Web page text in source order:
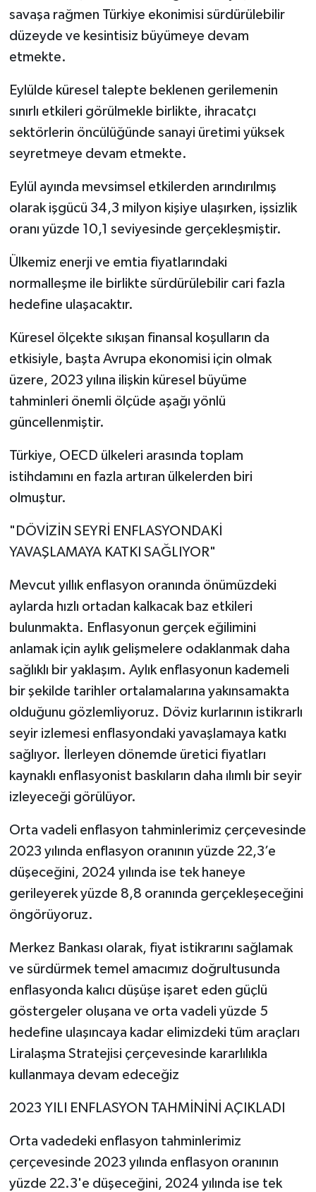
savaşa rağmen Türkiye ekonimisi sürdürülebilir
düzeyde ve kesintisiz büyümeye devam
etmekte.
Eylülde küresel talepte beklenen gerilemenin
sınırlı etkileri görülmekle birlikte, ihracatçı
sektörlerin öncülüğünde sanayi üretimi yüksek
seyretmeye devam etmekte.
Eylül ayında mevsimsel etkilerden arındırılmış
olarak işgücü 34,3 milyon kişiye ulaşırken, işsizlik
oranı yüzde 10,1 seviyesinde gerçekleşmiştir.
Ülkemiz enerji ve emtia fiyatlarındaki
normalleşme ile birlikte sürdürülebilir cari fazla
hedefine ulaşacaktır.
Küresel ölçekte sıkışan finansal koşulların da
etkisiyle, başta Avrupa ekonomisi için olmak
üzere, 2023 yılına ilişkin küresel büyüme
tahminleri önemli ölçüde aşağı yönlü
güncellenmiştir.
Türkiye, OECD ülkeleri arasında toplam
istihdamını en fazla artıran ülkelerden biri
olmuştur.
"DÖVİZİN SEYRİ ENFLASYONDAKİ
YAVAŞLAMAYA KATKI SAĞLIYOR"
Mevcut yıllık enflasyon oranında önümüzdeki
aylarda hızlı ortadan kalkacak baz etkileri
bulunmakta. Enflasyonun gerçek eğilimini
anlamak için aylık gelişmelere odaklanmak daha
sağlıklı bir yaklaşım. Aylık enflasyonun kademeli
bir şekilde tarihler ortalamalarına yakınsamakta
olduğunu gözlemliyoruz. Döviz kurlarının istikrarlı
seyir izlemesi enflasyondaki yavaşlamaya katkı
sağlıyor. İlerleyen dönemde üretici fiyatları
kaynaklı enflasyonist baskıların daha ılımlı bir seyir
izleyeceği görülüyor.
Orta vadeli enflasyon tahminlerimiz çerçevesinde
2023 yılında enflasyon oranının yüzde 22,3’e
düşeceğini, 2024 yılında ise tek haneye
gerileyerek yüzde 8,8 oranında gerçekleşeceğini
öngörüyoruz.
Merkez Bankası olarak, fiyat istikrarını sağlamak
ve sürdürmek temel amacımız doğrultusunda
enflasyonda kalıcı düşüşe işaret eden güçlü
göstergeler oluşana ve orta vadeli yüzde 5
hedefine ulaşıncaya kadar elimizdeki tüm araçları
Liralaşma Stratejisi çerçevesinde kararlılıkla
kullanmaya devam edeceğiz
2023 YILI ENFLASYON TAHMİNİNİ AÇIKLADI
Orta vadedeki enflasyon tahminlerimiz
çerçevesinde 2023 yılında enflasyon oranının
yüzde 22.3'e düşeceğini, 2024 yılında ise tek